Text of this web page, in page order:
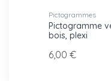
Pictogrammes
Pictogramme
bois, plexi
6,00 €